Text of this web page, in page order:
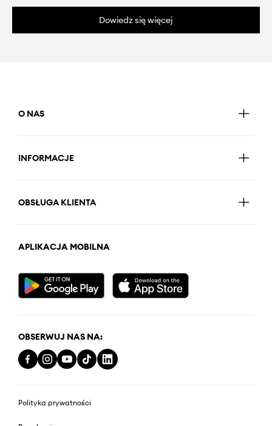
Dowiedz się więcej
O NAS
INFORMACJE
OBSŁUGA KLIENTA
APLIKACJA MOBILNA
OBSERWUJ NAS NA:
Polityka prywatności